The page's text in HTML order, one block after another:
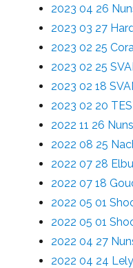
2023 04 26
2023 03 27
2023 02 25
2023 02 25
2023 02 18
2023 02 20
2022 11 26
2022 08 25
2022 07 28
2022 07 18
2022 05 01
2022 05 01
2022 04 27
2022 04 24